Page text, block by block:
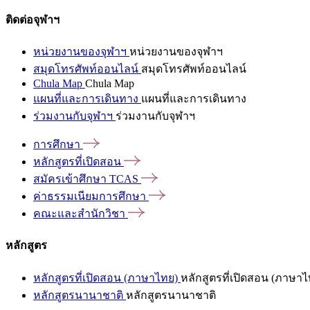
ติดต่อจุฬาฯ
หน่วยงานของจุฬาฯ หน่วยงานของจุฬาฯ
สมุดโทรศัพท์ออนไลน์ สมุดโทรศัพท์ออนไลน์
Chula Map Chula Map
แผนที่และการเดินทาง แผนที่และการเดินทาง
ร่วมงานกับจุฬาฯ ร่วมงานกับจุฬาฯ
การศึกษา
หลักสูตรที่เปิดสอน
สมัครเข้าศึกษา TCAS
ค่าธรรมเนียมการศึกษา
คณะและสำนักวิชา
หลักสูตร
หลักสูตรที่เปิดสอน (ภาษาไทย) หลักสูตรที่เปิดสอน (ภาษาไ
หลักสูตรนานาชาติ หลักสูตรนานาชาติ